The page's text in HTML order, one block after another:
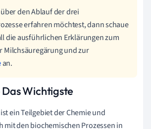
den Ablauf der drei
erfahren möchtest, dann schaue
die ausführlichen Erklärungen zum
Milchsäuregärung und zur
an.
Das Wichtigste
ein Teilgebiet der Chemie und
mit den biochemischen Prozessen in